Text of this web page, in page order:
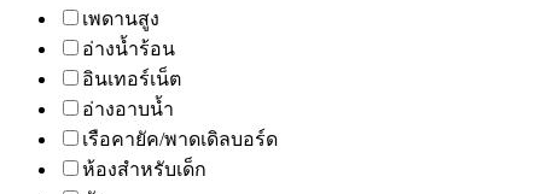
เพดานสูง
อ่างน้ำร้อน
อินเทอร์เน็ต
อ่างอาบน้ำ
เรือคายัค/พาดเดิลบอร์ด
ห้องสำหรับเด็ก